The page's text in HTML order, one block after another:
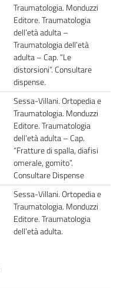
Traumatologia. Monduzzi
Editore. Traumatologia
dell’età adulta –
Traumatologia dell’età
adulta – Cap. “Le
distorsioni”. Consultare
dispense.
Sessa-Villani. Ortopedia e
Traumatologia. Monduzzi
Editore. Traumatologia
dell’età adulta – Cap.
“Fratture di spalla, diafisi
omerale, gomito”.
Consultare Dispense
Sessa-Villani. Ortopedia e
Traumatologia. Monduzzi
Editore. Traumatologia
dell’età adulta.